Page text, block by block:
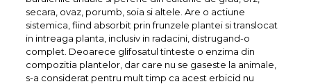
secara, ovaz, porumb, soia si altele. Are o actiune
sistemica, fiind absorbit prin frunzele plantei si translocat
in intreaga planta, inclusiv in radacini, distrugand-o
complet. Deoarece glifosatul tinteste o enzima din
compozitia plantelor, dar care nu se gaseste la animale,
s-a considerat pentru mult timp ca acest erbicid nu